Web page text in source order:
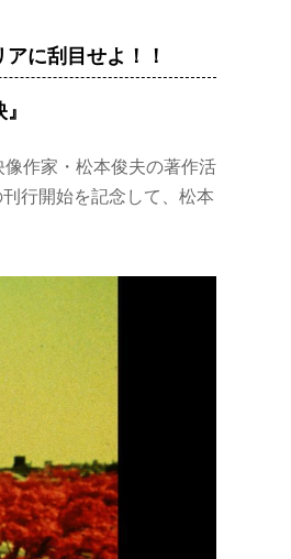
に刮目せよ！！
作家・松本俊夫の著作活
行開始を記念して、松本